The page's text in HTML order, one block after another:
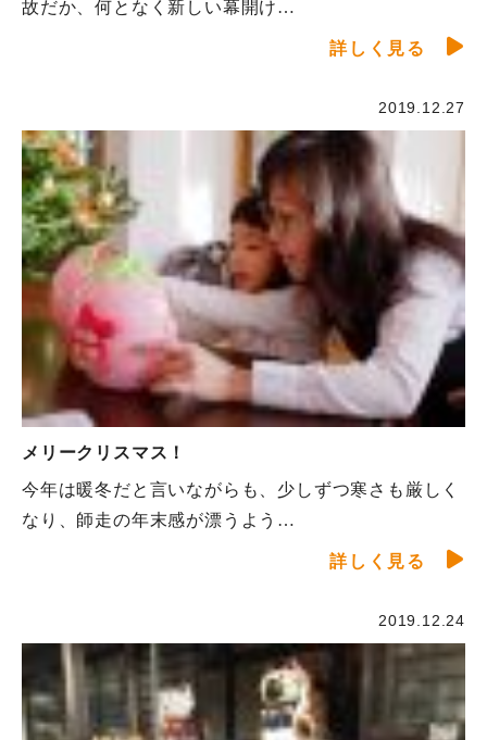
故だか、何となく新しい幕開け…
詳しく見る
2019.12.27
メリークリスマス！
今年は暖冬だと言いながらも、少しずつ寒さも厳しく
なり、師走の年末感が漂うよう…
詳しく見る
2019.12.24